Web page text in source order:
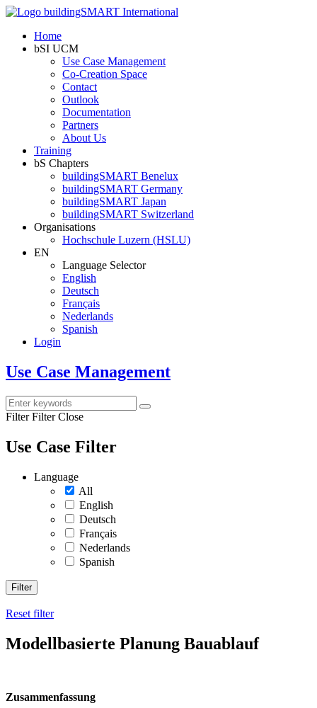
Home
bSI UCM
Use Case Management
Co-Creation Space
Contact
Outlook
Documentation
Partners
About Us
Training
bS Chapters
buildingSMART Benelux
buildingSMART Germany
buildingSMART Japan
buildingSMART Switzerland
Organisations
Hochschule Luzern (HSLU)
EN
Language Selector
English
Deutsch
Français
Nederlands
Spanish
Login
Use Case Management
Filter Filter Close
Use Case Filter
Language
All
English
Deutsch
Français
Nederlands
Spanish
Filter
Reset filter
Modellbasierte Planung Bauablauf
Zusammenfassung